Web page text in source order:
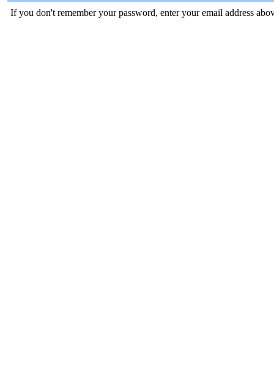
If you don't remember your password, enter your email address